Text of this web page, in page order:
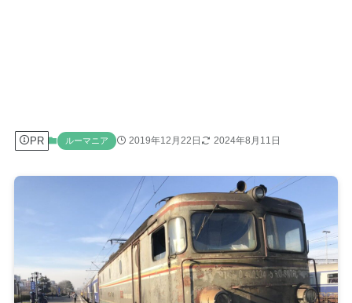
PR ルーマニア 2019年12月22日 2024年8月11日